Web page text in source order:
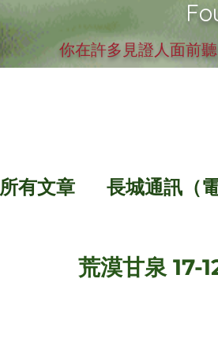
你在許多見證人面前
所有文章 長城通訊（
荒漠甘泉 17-